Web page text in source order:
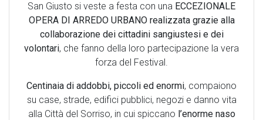
San Giusto si veste a festa con una ECCEZIONALE
OPERA DI ARREDO URBANO realizzata grazie alla
collaborazione dei cittadini sangiustesi e dei
volontari, che fanno della loro partecipazione la vera
forza del Festival.
Centinaia di addobbi, piccoli ed enormi, compaiono
su case, strade, edifici pubblici, negozi e danno vita
alla Città del Sorriso, in cui spiccano l’enorme naso